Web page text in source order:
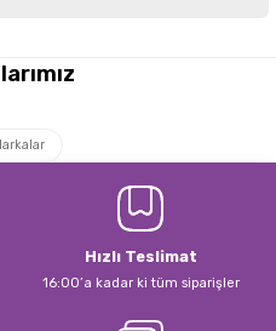
formunu kullanarak tarafımıza
Hızlı Teslimat
16:00’a kadar ki tüm siparişler